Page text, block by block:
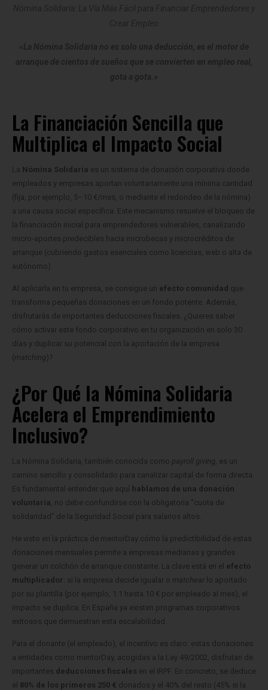
La Financiación Sencilla que
Multiplica el Impacto Social
La Nómina Solidaria es un sistema de donación corporativa donde
empleados y empresas aportan voluntariamente una mínima cantidad
(fija, por ejemplo, 5–10 €/mes, o mediante el redondeo de la nómina)
a una causa social específica. Este mecanismo resuelve el bloqueo de
la financiación inicial para emprendedores vulnerables, canalizando
micro-aportes predecibles hacia microbecas y microcréditos de
arranque (cubriendo gastos esenciales como licencias, web o alta de
autónomo).
Al aplicarla en tu empresa, se consigue un efecto comunidad que
transforma pequeñas donaciones en un fondo potente. Además,
disfrutarás de importantes deducciones fiscales. ¿Quieres saber
cómo activar este fondo corporativo en tu organización en solo 30
días y duplicar su potencial con la aportación de la empresa
( matching )?
¿Por Qué la Nómina Solidaria
Acelera el Emprendimiento
Inclusivo?
La Nómina Solidaria, también conocida como payroll giving, es un
camino sencillo y consolidado para canalizar capital de forma directa.
Es fundamental entender que aquí hablamos de una donación
voluntaria, no debe confundirse con la obligatoria “cuota de
solidaridad” de la Seguridad Social para salarios altos.
He visto en la práctica de mentorDay cómo la predictibilidad de estas
donaciones mensuales permite a empresas medianas y grandes
generar un colchón de arranque constante. La clave está en el efecto
multiplicador : si la empresa decide igualar o matchear lo aportado
por su plantilla (por ejemplo, 1:1 hasta 10 € por empleado al mes), el
impacto se duplica. En España ya existen programas corporativos
exitosos que demuestran esta escalabilidad.
Para el donante (el empleado), el incentivo es claro: estas donaciones
a entidades como mentorDay, acogidas a la Ley 49/2002, disfrutan de
importantes deducciones fiscales en el IRPF. En concreto, se deduce
el 80% de los primeros 250 € donados y el 40% del resto (45% si la